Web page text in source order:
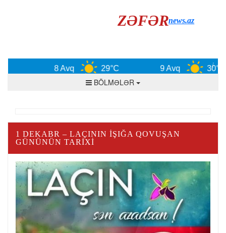
ZƏFƏRnews.az
8 Avq 29°C 9 Avq 30°C
BÖLMƏLƏR
1 DEKABR – LAÇININ İŞIĞA QOVUŞAN
GÜNÜNÜN TARIXI